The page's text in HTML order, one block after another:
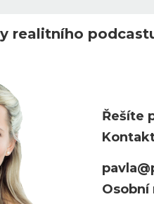
realitního
Řešíte
Osobní